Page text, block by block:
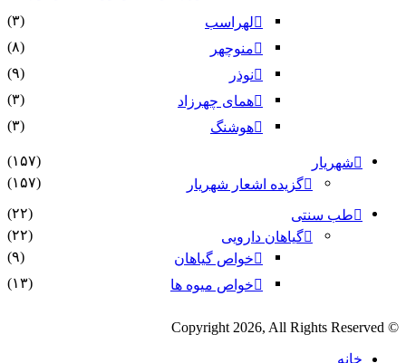
لهراسب
(۳)
منوچهر
(۸)
نوذر
(۹)
هماى چهرزاد
(۳)
هوشنگ
(۳)
شهریار
(۱۵۷)
گزیده اشعار شهریار
(۱۵۷)
طب سنتی
(۲۲)
گیاهان دارویی
(۲۲)
خواص گیاهان
(۹)
خواص میوه ها
(۱۳)
© Copyright 2026, All Rights Reserved
خانه